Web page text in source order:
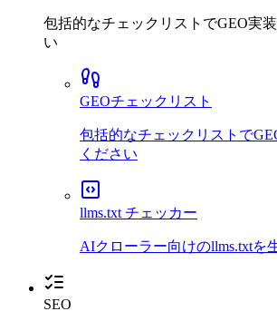
包括的なチェックリストでGEO実
い
GEOチェックリスト
包括的なチェックリストで
ください
llms.txt チェッカー
AIクローラー向けのllms.txtを
SEO